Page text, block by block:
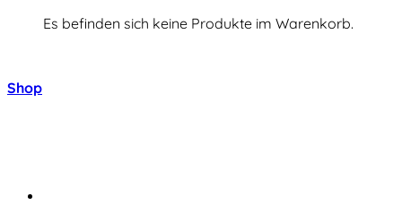
Es befinden sich keine Produkte im Warenkorb.
Shop